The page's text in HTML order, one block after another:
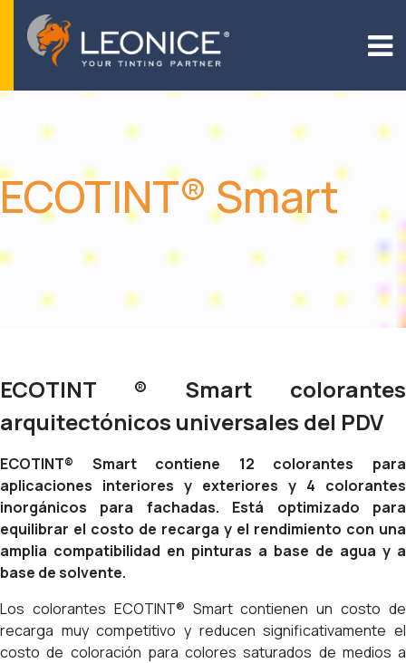
ECOTINT® Smart
ECOTINT ® Smart colorantes
arquitectónicos universales del PDV
ECOTINT® Smart contiene 12 colorantes para
aplicaciones interiores y exteriores y 4 colorantes
inorgánicos para fachadas. Está optimizado para
equilibrar el costo de recarga y el rendimiento con una
amplia compatibilidad en pinturas a base de agua y a
base de solvente.
Los colorantes ECOTINT® Smart contienen un costo de
recarga muy competitivo y reducen significativamente el
costo de coloración para colores saturados de medios a